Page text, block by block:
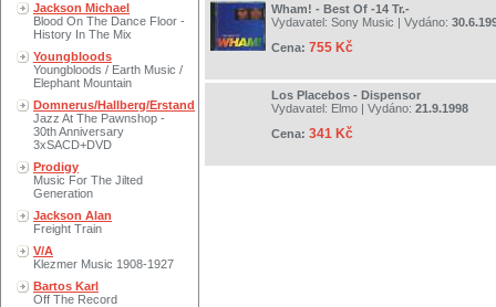
Jackson Michael
Blood On The Dance Floor -
History In The Mix
Youngbloods
Youngbloods / Earth Music /
Elephant Mountain
Domnerus/Hallberg/Erstand
Jazz At The Pawnshop -
30th Anniversary
3xSACD+DVD
Prodigy
Music For The Jilted
Generation
Jackson Alan
Freight Train
V/A
Klezmer Music 1908-1927
Bartos Karl
Off The Record
Wham! - Best Of -14 Tr.-
Vydavatel: Sony Music | Vydáno:
Cena: 755 Kč
Los Placebos - Dispensor
Vydavatel: Elmo | Vydáno: 21.9.1998
Cena: 341 Kč